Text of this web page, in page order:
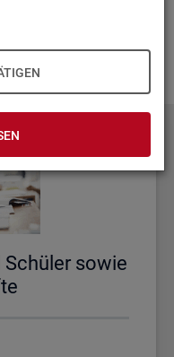
Schü­ler sowie